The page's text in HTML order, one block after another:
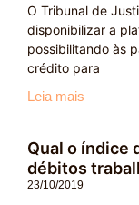
O Tribunal de
disponibilizar a
possibilitando às
crédito para
Leia mais
Qual o índice
débitos
23/10/2019